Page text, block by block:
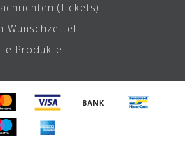
(Tickets)
Wunschzettel
Produkte